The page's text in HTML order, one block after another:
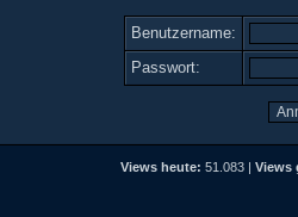
Benutzername:
Passwort:
Views heute: 51.083 | Views